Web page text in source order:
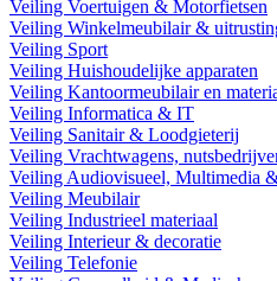
Veiling Voertuigen & Motorfietsen
Veiling Winkelmeubilair &
Veiling Sport
Veiling Huishoudelijke apparaten
Veiling Kantoormeubilair en
Veiling Informatica & IT
Veiling Sanitair & Loodgieterij
Veiling Vrachtwagens,
Veiling Audiovisueel, Multimedia
Veiling Meubilair
Veiling Industrieel materiaal
Veiling Interieur & decoratie
Veiling Telefonie